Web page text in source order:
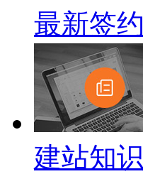
最新签约
建站知识